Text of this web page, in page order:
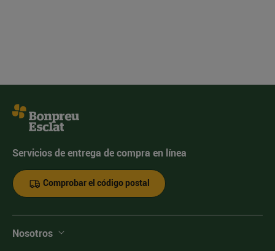
Servicios de entrega de compra en línea
Comprobar el código postal
Nosotros